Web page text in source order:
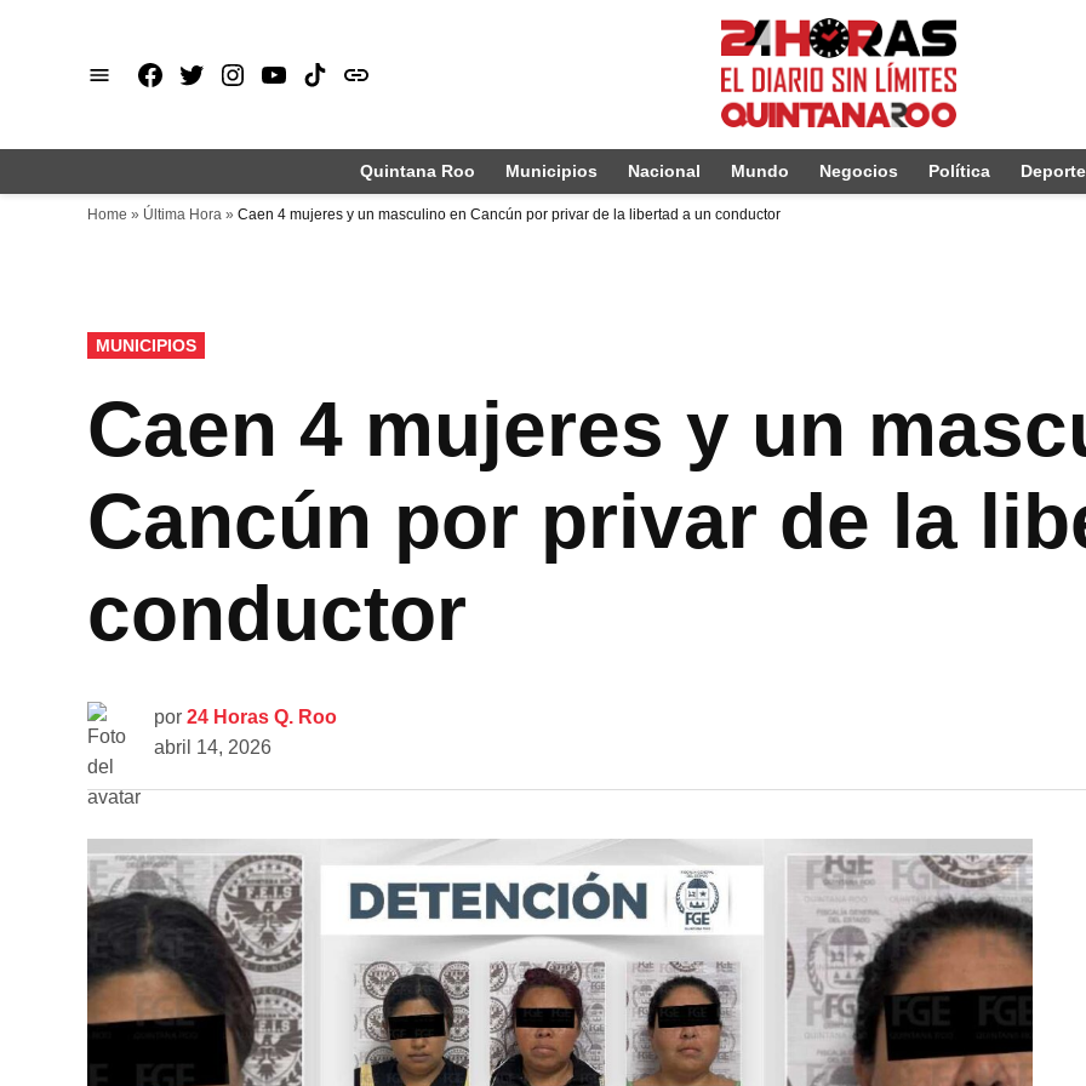
Facebook
X Instagram
Youtube
TikTok
issuu
Quintana Roo Municipios Nacional Mundo Negocios Política
Home » Última Hora » Caen 4 mujeres y un masculino en Cancún por privar de la libertad a un conductor
PUBLICADO
EN
MUNICIPIOS
Caen 4 mujeres y un
Cancún por privar de la
conductor
por 24 Horas Q. Roo
abril 14, 2026